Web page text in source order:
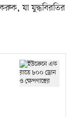
যা যুদ্ধবিরতির